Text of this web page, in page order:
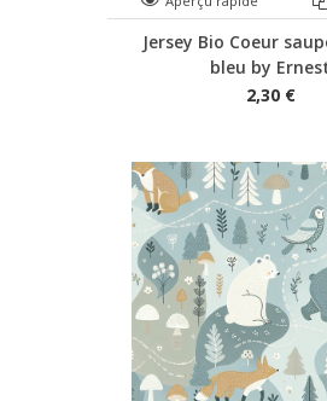
Jersey Bio Coeur
bleu by
2,30 €